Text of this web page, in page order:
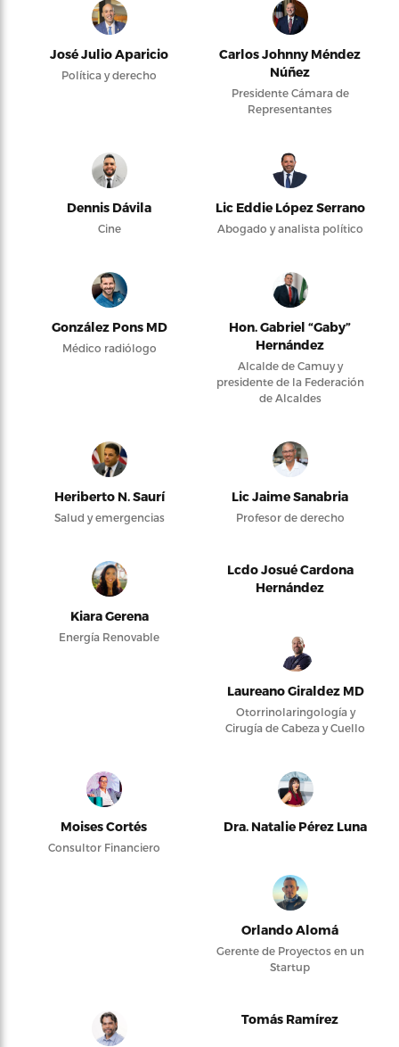
José Julio Aparicio
Política y derecho
Carlos Johnny Méndez
Núñez
Presidente Cámara de
Representantes
Dennis Dávila
Cine
Lic Eddie López Serrano
Abogado y analista político
González Pons MD
Médico radiólogo
Hon. Gabriel “Gaby”
Hernández
Alcalde de Camuy y
presidente de la Federación
de Alcaldes
Heriberto N. Saurí
Salud y emergencias
Lic Jaime Sanabria
Profesor de derecho
Kiara Gerena
Energía Renovable
Lcdo Josué Cardona
Hernández
Laureano Giraldez MD
Otorrinolaringología y
Cirugía de Cabeza y Cuello
Moises Cortés
Consultor Financiero
Dra. Natalie Pérez Luna
Orlando Alomá
Gerente de Proyectos en un
Startup
Tomás Ramírez